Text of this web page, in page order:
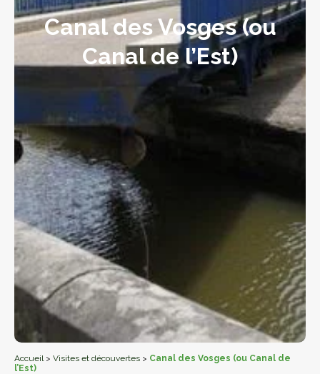
Canal des Vosges (ou
Canal de l’Est)
Accueil > Visites et découvertes > Canal des Vosges (ou Canal de
l’Est)